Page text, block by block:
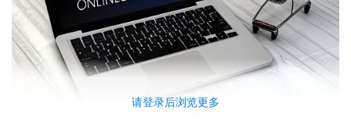
请登录后浏览更多